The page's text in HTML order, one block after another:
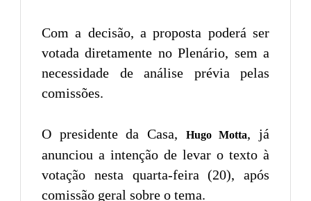
Com a decisão, a proposta poderá ser
votada diretamente no Plenário, sem a
necessidade de análise prévia pelas
comissões.
O presidente da Casa, Hugo Motta, já
anunciou a intenção de levar o texto à
votação nesta quarta-feira (20), após
comissão geral sobre o tema.